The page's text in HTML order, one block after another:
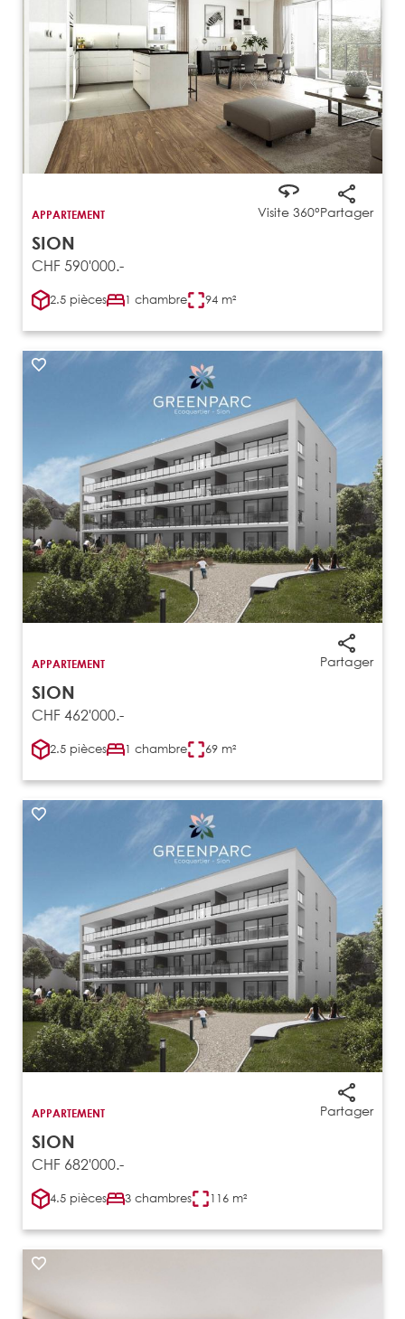
Visite 360°Partager
APPARTEMENT
SION
CHF 590'000.-
2.5 pièces 1 chambre 94 m²
Partager
APPARTEMENT
SION
CHF 462'000.-
2.5 pièces 1 chambre 69 m²
Partager
APPARTEMENT
SION
CHF 682'000.-
4.5 pièces 3 chambres 116 m²